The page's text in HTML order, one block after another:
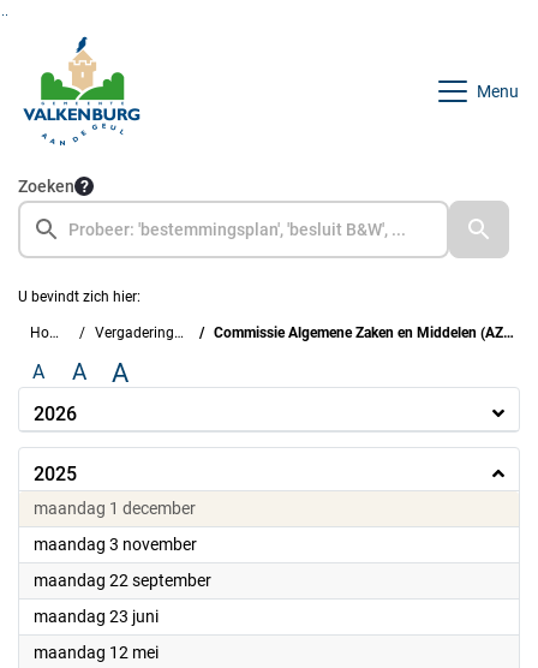
Menu
Zoeken
U bevindt zich hier:
Home Vergaderingen Commissie Algemene Zaken en Middelen (AZM)
A A A
2026
2025
maandag 1 december2025
maandag 3 november2025
maandag 22 september2025
maandag 23 juni2025
maandag 12 mei2025